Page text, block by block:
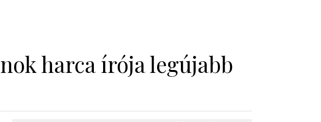
Ötletek AWARDS
harca írója legújabb